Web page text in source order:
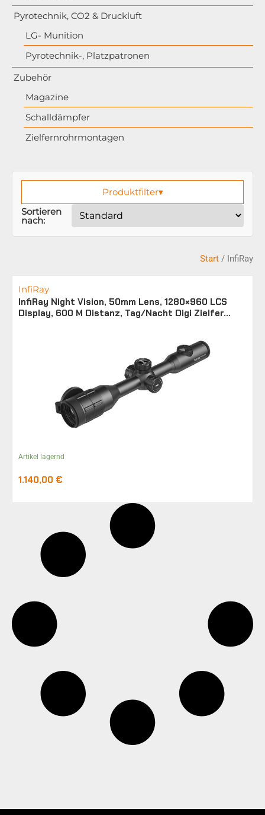
Pyrotechnik, CO2 & Druckluft
LG- Munition
Pyrotechnik-, Platzpatronen
Zubehör
Magazine
Schalldämpfer
Zielfernrohrmontagen
Produktfilter▾
Sortieren
nach:
Start / InfiRay
InfiRay
InfiRay Night Vision, 50mm Lens, 1280×960 LCS
Display, 600 M Distanz, Tag/Nacht Digi Zielfer...
Artikel lagernd
1.140,00 €